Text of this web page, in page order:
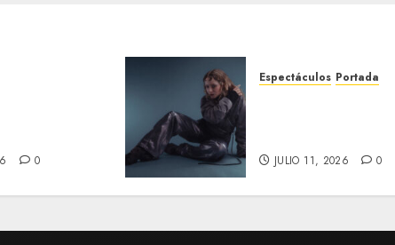
0
Espectáculos Portada
JULIO 11, 2026 0